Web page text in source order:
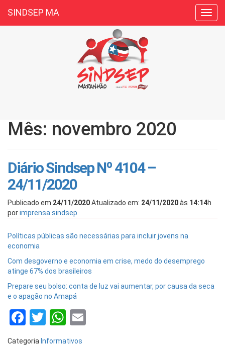
SINDSEP MA
Mês: novembro 2020
Diário Sindsep Nº 4104 –
24/11/2020
Publicado em 24/11/2020Atualizado em: 24/11/2020às 14:14h
porimprensa sindsep
Políticas públicas são necessárias para incluir jovens na
economia
Com desgoverno e economia em crise, medo do desemprego
atinge 67% dos brasileiros
Prepare seu bolso: conta de luz vai aumentar, por causa da seca
e o apagão no Amapá
Facebook
TwitterWhatsApp
Categoria Informativos